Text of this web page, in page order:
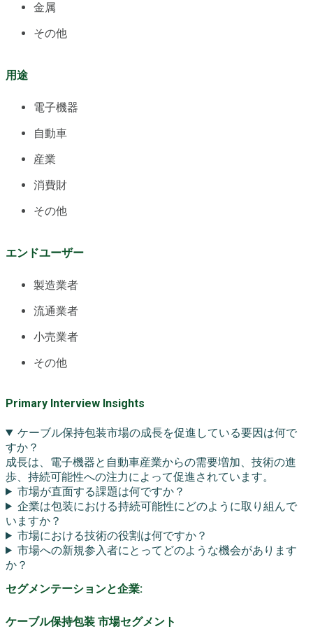
金属
その他
用途
電子機器
自動車
産業
消費財
その他
エンドユーザー
製造業者
流通業者
小売業者
その他
Primary Interview Insights
ケーブル保持包装市場の成長を促進している要因は何で
すか？
成長は、電子機器と自動車産業からの需要増加、技術の進
歩、持続可能性への注力によって促進されています。
市場が直面する課題は何ですか？
企業は包装における持続可能性にどのように取り組んで
いますか？
市場における技術の役割は何ですか？
市場への新規参入者にとってどのような機会があります
か？
セグメンテーションと企業:
ケーブル保持包装 市場セグメント